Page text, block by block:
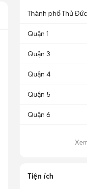
Thành phố Thủ Đức
Quận 1
Quận 3
Quận 4
Quận 5
Quận 6
Tiện ích